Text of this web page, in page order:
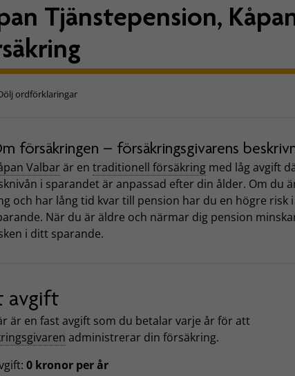
Tjänstepension,
ordförklaringar
försäkringen – försäkringsgivarens
Valbar är en traditionell försäkring med låg avgift
i sparandet är anpassad efter din ålder. Om du
och har lång tid kvar till pension har du en högre risk
När du är äldre och närmar dig pension
i ditt sparande.
avgift
är en fast avgift som du betalar varje år för att
administrerar din försäkring.
0 kronor per år